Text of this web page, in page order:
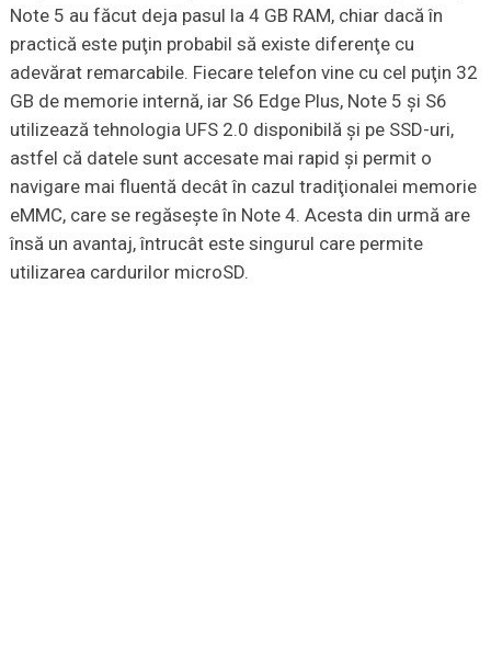
Note 5 au făcut deja pasul la 4 GB RAM, chiar dacă în
practică este puţin probabil să existe diferenţe cu
adevărat remarcabile. Fiecare telefon vine cu cel puţin 32
GB de memorie internă, iar S6 Edge Plus, Note 5 şi S6
utilizează tehnologia UFS 2.0 disponibilă şi pe SSD-uri,
astfel că datele sunt accesate mai rapid şi permit o
navigare mai fluentă decât în cazul tradiţionalei memorie
eMMC, care se regăseşte în Note 4. Acesta din urmă are
însă un avantaj, întrucât este singurul care permite
utilizarea cardurilor microSD.